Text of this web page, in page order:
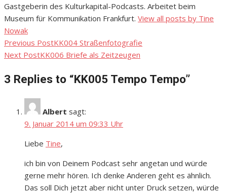
Gastgeberin des Kulturkapital-Podcasts. Arbeitet beim
Museum für Kommunikation Frankfurt. View all posts by Tine
Nowak
Beitragsnavigation
Previous PostKK004 Straßenfotografie
Next PostKK006 Briefe als Zeitzeugen
3 Replies to “KK005 Tempo Tempo”
Albert sagt:
9. Januar 2014 um 09:33 Uhr
Liebe Tine,
ich bin von Deinem Podcast sehr angetan und würde
gerne mehr hören. Ich denke Anderen geht es ähnlich.
Das soll Dich jetzt aber nicht unter Druck setzen, würde